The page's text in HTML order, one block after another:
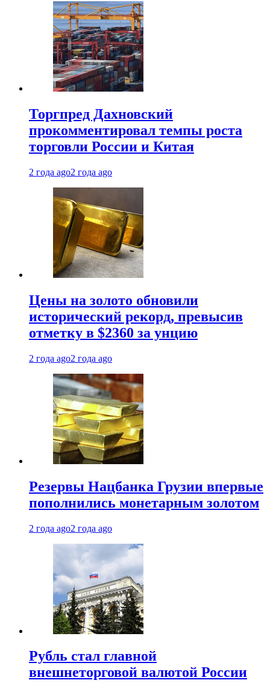
Торгпред Дахновский
прокомментировал темпы роста
торговли России и Китая
2 года ago2 года ago
Цены на золото обновили
исторический рекорд, превысив
отметку в $2360 за унцию
2 года ago2 года ago
Резервы Нацбанка Грузии впервые
пополнились монетарным золотом
2 года ago2 года ago
Рубль стал главной
внешнеторговой валютой России